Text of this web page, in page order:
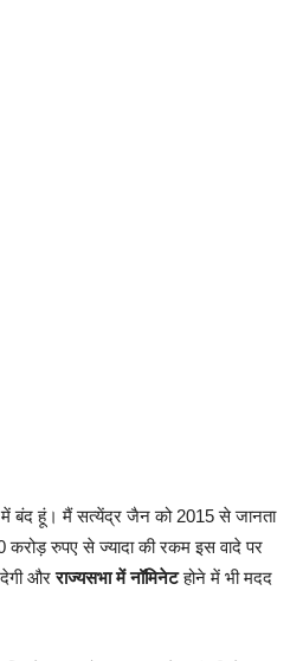
में बंद हूं। मैं सत्येंद्र जैन को 2015 से जानता
रुपए से ज्यादा की रकम इस वादे पर
औरराज्यसभा में नॉमिनेटहोने में भी मदद